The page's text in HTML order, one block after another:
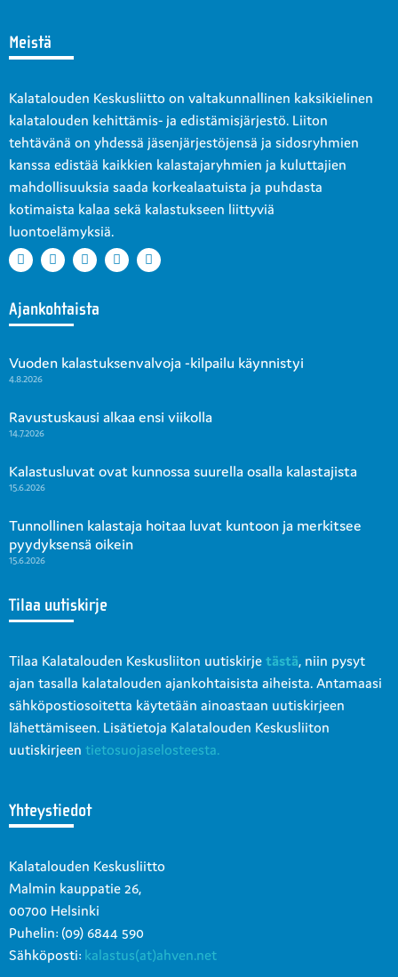
Meistä
Kalatalouden Keskusliitto on valtakunnallinen kaksikielinen
kalatalouden kehittämis- ja edistämisjärjestö. Liiton
tehtävänä on yhdessä jäsenjärjestöjensä ja sidosryhmien
kanssa edistää kaikkien kalastajaryhmien ja kuluttajien
mahdollisuuksia saada korkealaatuista ja puhdasta
kotimaista kalaa sekä kalastukseen liittyviä
luontoelämyksiä.
Ajankohtaista
Vuoden kalastuksenvalvoja -kilpailu käynnistyi
4.8.2026
Ravustuskausi alkaa ensi viikolla
14.7.2026
Kalastusluvat ovat kunnossa suurella osalla kalastajista
15.6.2026
Tunnollinen kalastaja hoitaa luvat kuntoon ja merkitsee
pyydyksensä oikein
15.6.2026
Tilaa uutiskirje
Tilaa Kalatalouden Keskusliiton uutiskirje tästä, niin pysyt
ajan tasalla kalatalouden ajankohtaisista aiheista. Antamaasi
sähköpostiosoitetta käytetään ainoastaan uutiskirjeen
lähettämiseen. Lisätietoja Kalatalouden Keskusliiton
uutiskirjeen tietosuojaselosteesta.
Yhteystiedot
Kalatalouden Keskusliitto
Malmin kauppatie 26,
00700 Helsinki
Puhelin: (09) 6844 590
Sähköposti: kalastus(at)ahven.net